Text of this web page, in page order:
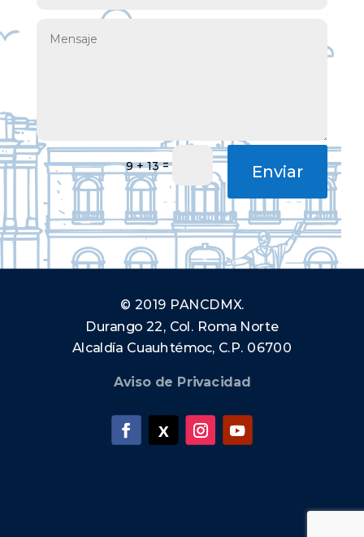
9 + 13= Enviar
© 2019 PANCDMX.
Durango 22, Col. Roma Norte
Alcaldía Cuauhtémoc, C.P. 06700
Aviso de Privacidad